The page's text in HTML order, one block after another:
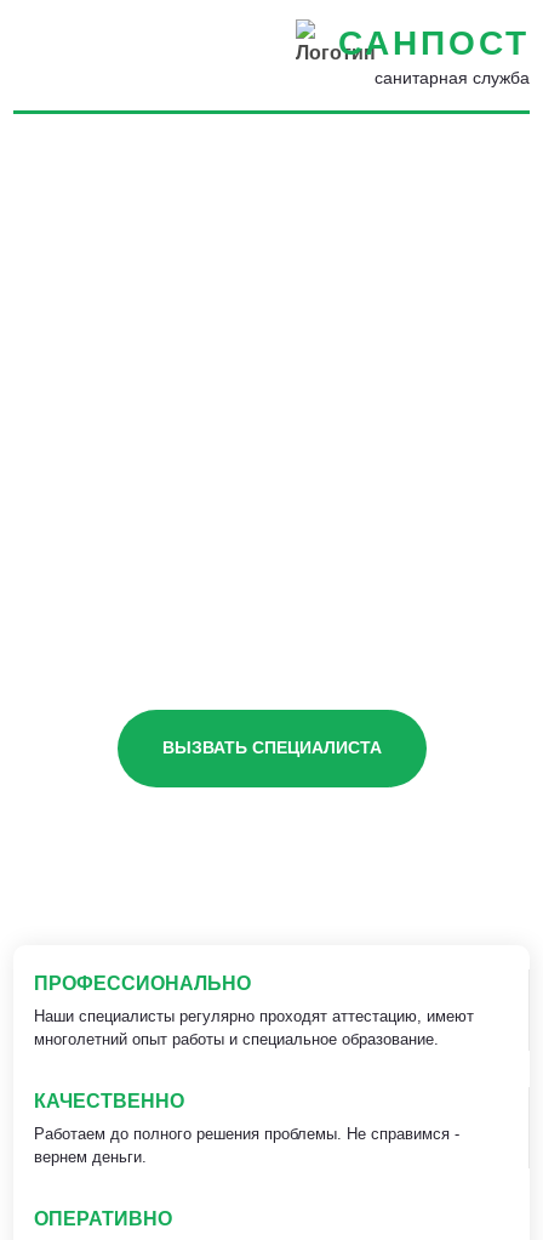
САНПОСТ
санитарная служба
ВЫЗВАТЬ СПЕЦИАЛИСТА
ПРОФЕССИОНАЛЬНО
Наши специалисты регулярно проходят аттестацию, имеют
многолетний опыт работы и специальное образование.
КАЧЕСТВЕННО
Работаем до полного решения проблемы. Не справимся -
вернем деньги.
ОПЕРАТИВНО